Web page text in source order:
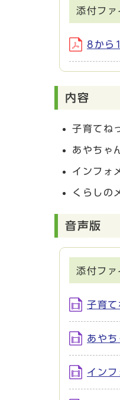
添付ファ
8から
内容
子育てね
あやちゃ
インフォ
くらしの
音声版
添付ファ
子育
あや
イン